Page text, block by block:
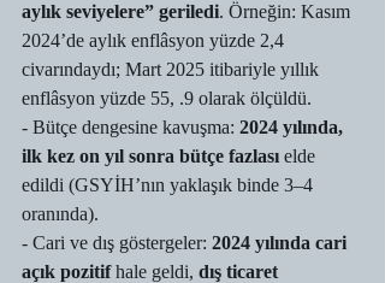
aylık seviyelere” geriledi. Örneğin: Kasım
2024’de aylık enflâsyon yüzde 2,4
civarındaydı; Mart 2025 itibariyle yıllık
enflâsyon yüzde 55, .9 olarak ölçüldü.
- Bütçe dengesine kavuşma: 2024 yılında,
ilk kez on yıl sonra bütçe fazlası elde
edildi (GSYİH’nın yaklaşık binde 3–4
oranında).
- Cari ve dış göstergeler: 2024 yılında cari
açık pozitif hale geldi, dış ticaret